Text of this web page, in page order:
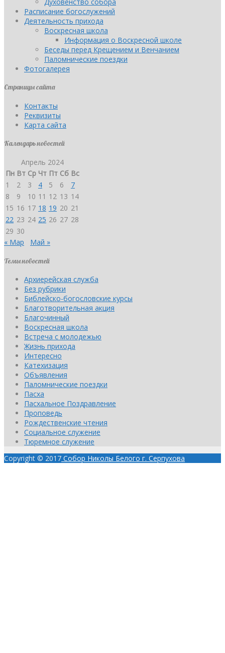
Расписание богослужений
Деятельность прихода
Воскресная школа
Информация о Воскресной школе
Беседы перед Крещением и Венчанием
Паломнические поездки
Фотогалерея
Страницы сайта
Контакты
Реквизиты
Карта сайта
Календарь новостей
Апрель 2024
Пн Вт Ср Чт Пт Сб Вс
1
2 3 4 5 6
7
8
9 10 11 12 13 14
15 16 17 18 19 20 21
22 23 24 25 26 27 28
29 30
« Мар
Май »
Темы новостей
Архиерейская служба
Без рубрики
Библейско-богословские курсы
Благотворительная акция
Благочинный
Воскресная школа
Встреча с молодежью
Жизнь прихода
Интересно
Катехизация
Объявления
Паломнические поездки
Пасха
Пасхальное Поздравление
Проповедь
Рождественские чтения
Социальное служение
Тюремное служение
Copyright © 2017 Собор Николы Белого г. Серпухова